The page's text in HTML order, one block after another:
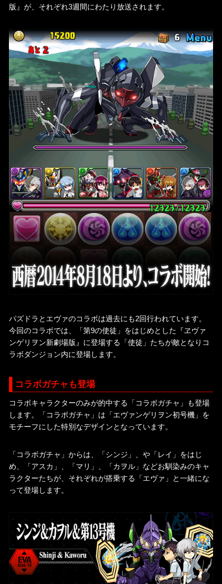
版』が、それぞれ3週間にわたり放送されます。
パズドラとエヴァのコラボは過去にも2回行われています。
今回のコラボでは、「第9の使徒」をはじめとした『ヱヴァ
ンゲリヲン新劇場版』に登場する「使徒」たちが敵となりコ
ラボダンジョン内に登場します。
コラボガチャも登場
コラボキャラクターのみが的中する「コラボガチャ」も登場
します。「コラボガチャ」は「エヴァンゲリヲン初号機」を
モチーフにした特別なデザインとなっています。
「コラボガチャ」からは、「シンジ」、や「レイ」をはじ
め、「アスカ」、「マリ」、「カヲル」などお馴染みのキャ
ラクターたちが、それぞれが搭乗する「エヴァ」と一緒にな
って登場します。